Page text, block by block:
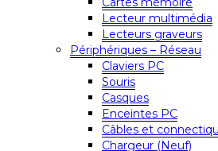
Lecteur multimédia
Lecteurs graveurs
Périphériques – Réseau
Claviers PC
Souris
Casques
Enceintes PC
Câbles et
Chargeur (Neuf)